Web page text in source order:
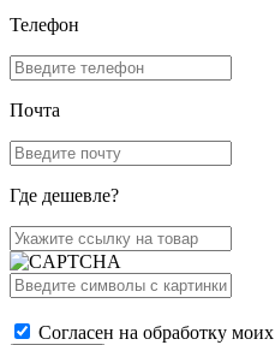
Телефон
Почта
Где дешевле?
Согласен на обработку моих